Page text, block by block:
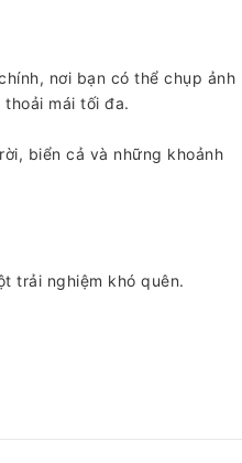
nơi bạn có thể chụp ảnh
mái tối đa.
biển cả và những khoảnh
trải nghiệm khó quên.